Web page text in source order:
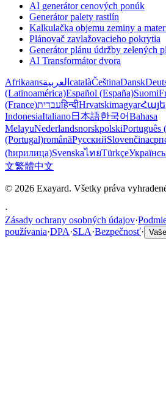
AI generátor cenových ponúk
Generátor palety rastlín
Kalkulačka objemu zeminy a
Plánovač zavlažovacieho pokrytia
Generátor plánu údržby zelených
AI Transformátor dvora
Afrikaansالعربية catalàČeštinaDansk
(Latinoamérica)Español (España)Suomi
(France)עבריתहिन्दीHrvatskimagyar
IndonesiaItaliano日本語한국어Bahasa
MelayuNederlandsnorskpolskiPortuguês
(Portugal)românăРусскийSlovenčina
(ћирилица)SvenskaไทยTürkçe
文繁體中文
© 2026 Exayard. Všetky práva
·
Zásady ochrany osobných údajov·
používania·DPA·SLA·Bezpečnosť·